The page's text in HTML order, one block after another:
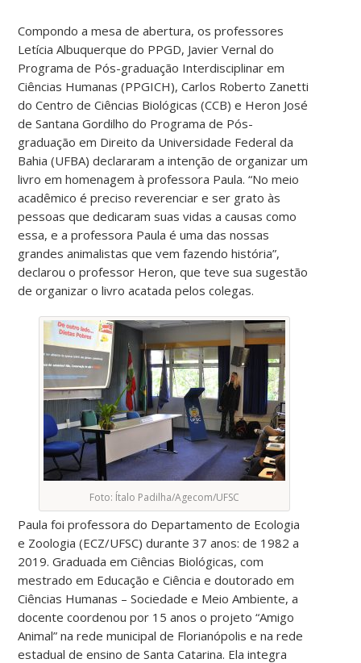
Compondo a mesa de abertura, os professores
Letícia Albuquerque do PPGD, Javier Vernal do
Programa de Pós-graduação Interdisciplinar em
Ciências Humanas (PPGICH), Carlos Roberto Zanetti
do Centro de Ciências Biológicas (CCB) e Heron José
de Santana Gordilho do Programa de Pós-
graduação em Direito da Universidade Federal da
Bahia (UFBA) declararam a intenção de organizar um
livro em homenagem à professora Paula. “No meio
acadêmico é preciso reverenciar e ser grato às
pessoas que dedicaram suas vidas a causas como
essa, e a professora Paula é uma das nossas
grandes animalistas que vem fazendo história”,
declarou o professor Heron, que teve sua sugestão
de organizar o livro acatada pelos colegas.
Foto: Ítalo Padilha/Agecom/UFSC
Paula foi professora do Departamento de Ecologia
e Zoologia (ECZ/UFSC) durante 37 anos: de 1982 a
2019. Graduada em Ciências Biológicas, com
mestrado em Educação e Ciência e doutorado em
Ciências Humanas – Sociedade e Meio Ambiente, a
docente coordenou por 15 anos o projeto “Amigo
Animal” na rede municipal de Florianópolis e na rede
estadual de ensino de Santa Catarina. Ela integra